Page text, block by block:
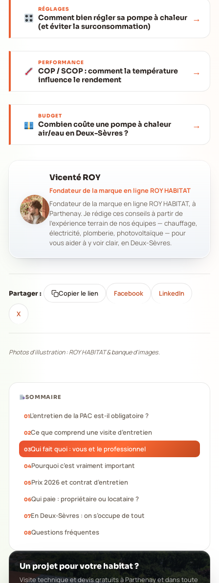
RÉGLAGES
Comment bien régler sa pompe à chaleur
(et éviter la surconsommation)
→
PERFORMANCE
COP / SCOP : comment la température
influence le rendement
→
BUDGET
Combien coûte une pompe à chaleur
air/eau en Deux-Sèvres ?
→
Vicenté ROY
Fondateur de la marque en ligne ROY HABITAT
Fondateur de la marque en ligne ROY HABITAT, à
Parthenay. Je rédige ces conseils à partir de
l'expérience terrain de nos équipes — chauffage,
électricité, plomberie, photovoltaïque — pour
vous aider à y voir clair, en Deux-Sèvres.
Partager : Copier le lien Facebook LinkedIn
X
Photos d'illustration : ROY HABITAT & banque d'images.
SOMMAIRE
L’entretien de la PAC est-il obligatoire ?
Ce que comprend une visite d’entretien
Qui fait quoi : vous et le professionnel
Pourquoi c’est vraiment important
Prix 2026 et contrat d’entretien
Qui paie : propriétaire ou locataire ?
En Deux-Sèvres : on s’occupe de tout
Questions fréquentes
Un projet pour votre habitat ?
Visite technique et devis gratuits à Parthenay et dans toute